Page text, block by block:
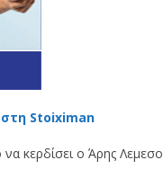
Stoiximan
να κερδίσει ο Άρης